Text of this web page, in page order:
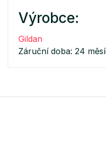
Výrobce:
Gildan
Záruční doba: 24